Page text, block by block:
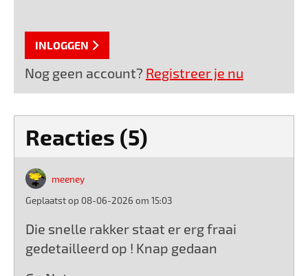
INLOGGEN
Nog geen account? Registreer je nu
Reacties (5)
meeney
Geplaatst op 08-06-2026 om 15:03
Die snelle rakker staat er erg fraai
gedetailleerd op ! Knap gedaan